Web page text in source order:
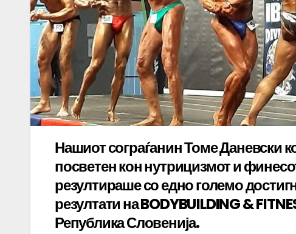
Нашиот сограѓанин Томе Даневски
посветен кон нутрицизмот и
резултираше со едно големо
резултати на BODYBUILDING &
Република Словенија.